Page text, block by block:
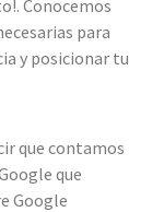
Conocemos
para
y posicionar tu
que contamos
que
Google